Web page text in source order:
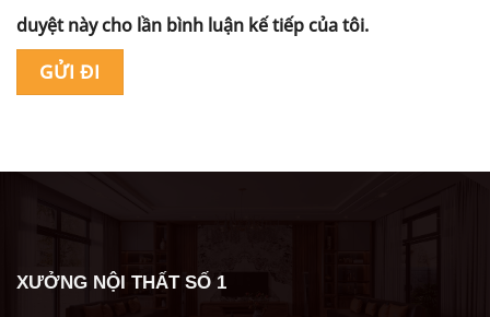
duyệt này cho lần bình luận kế tiếp của tôi.
XƯỞNG NỘI THẤT SỐ 1